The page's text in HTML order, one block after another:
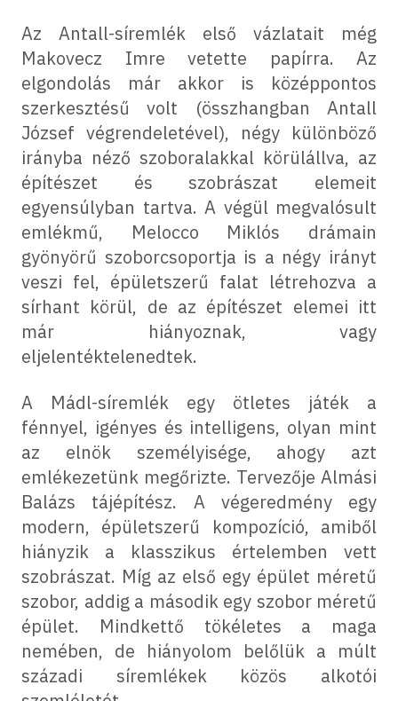
Az Antall-síremlék első vázlatait még
Makovecz Imre vetette papírra. Az
elgondolás már akkor is középpontos
szerkesztésű volt (összhangban Antall
József végrendeletével), négy különböző
irányba néző szoboralakkal körülállva, az
építészet és szobrászat elemeit
egyensúlyban tartva. A végül megvalósult
emlékmű, Melocco Miklós drámain
gyönyörű szoborcsoportja is a négy irányt
veszi fel, épületszerű falat létrehozva a
sírhant körül, de az építészet elemei itt
már hiányoznak, vagy
eljelentéktelenedtek.
A Mádl-síremlék egy ötletes játék a
fénnyel, igényes és intelligens, olyan mint
az elnök személyisége, ahogy azt
emlékezetünk megőrizte. Tervezője Almási
Balázs tájépítész. A végeredmény egy
modern, épületszerű kompozíció, amiből
hiányzik a klasszikus értelemben vett
szobrászat. Míg az első egy épület méretű
szobor, addig a második egy szobor méretű
épület. Mindkettő tökéletes a maga
nemében, de hiányolom belőlük a múlt
századi síremlékek közös alkotói